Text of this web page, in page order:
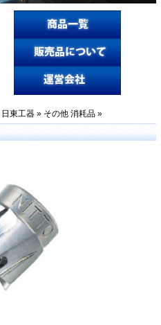
日東工器» その他 消耗品»